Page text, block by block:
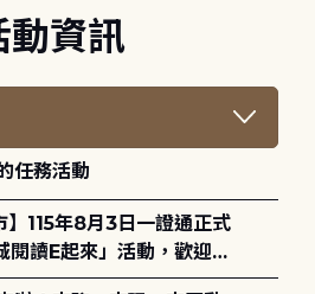
動資訊
任務活動
閱讀E起來」活動，歡迎踴
10月4日)。